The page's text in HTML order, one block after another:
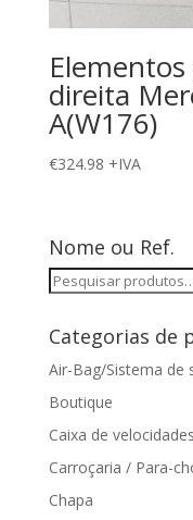
direita
A(W176)
€324.98 +IVA
Nome ou Ref.
Pesquisar
Categorias de
Air-Bag/Sistema de
Boutique
Caixa de
Carroçaria / Para-
Chapa